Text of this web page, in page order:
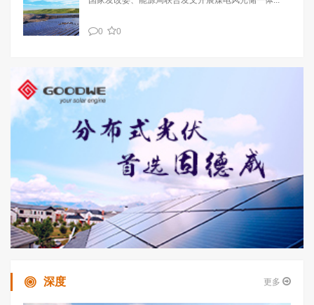
0 0
深度 更多